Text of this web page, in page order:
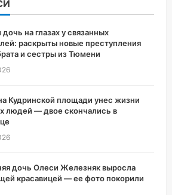
на глазах у связанных
раскрыты новые преступления
и сестры из Тюмени
Кудринской площади унес жизни
людей — двое скончались в
дочь Олеси Железняк выросла
красавицей — ее фото покорили